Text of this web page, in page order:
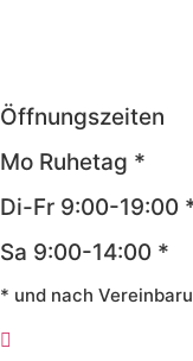
Öffnungszeiten
Mo Ruhetag *
Di-Fr 9:00-19:00
Sa 9:00-14:00 *
* und nach